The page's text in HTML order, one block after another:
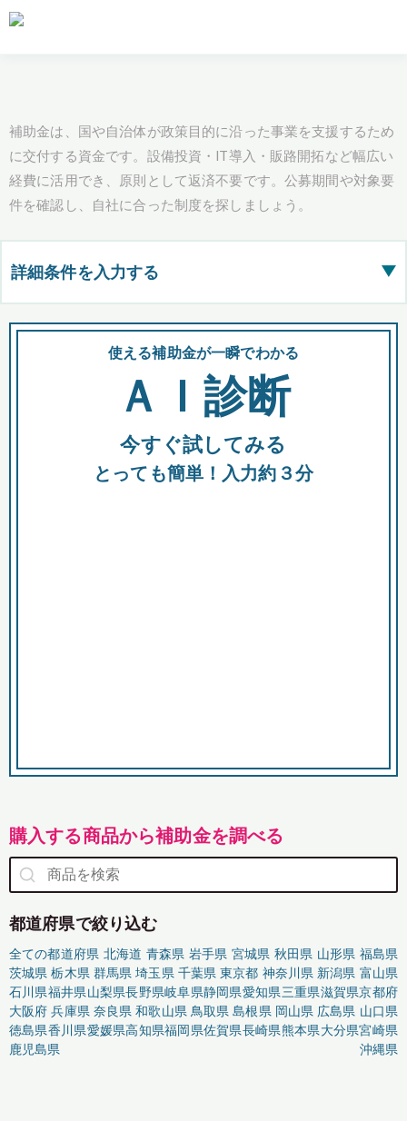
補助金は、国や自治体が政策目的に沿った事業を支援するため
に交付する資金です。設備投資・IT導入・販路開拓など幅広い
経費に活用でき、原則として返済不要です。公募期間や対象要
件を確認し、自社に合った制度を探しましょう。
詳細条件を入力する ▶
都道府県
全国の検索結果を含めて表示
助成金 融資 出資
使える補助金が一瞬でわかる
ＡＩ診断
今すぐ試してみる
とっても簡単！入力約３分
購入する商品から補助金を調べる
都道府県で絞り込む
全ての都道府県 北海道 青森県 岩手県 宮城県 秋田県 山形県 福島県
茨城県 栃木県 群馬県 埼玉県 千葉県 東京都 神奈川県 新潟県 富山県
石川県福井県山梨県長野県岐阜県静岡県愛知県三重県滋賀県京都府
大阪府 兵庫県 奈良県 和歌山県 鳥取県 島根県 岡山県 広島県 山口県
徳島県香川県愛媛県高知県福岡県佐賀県長崎県熊本県大分県宮崎県
鹿児島県
沖縄県